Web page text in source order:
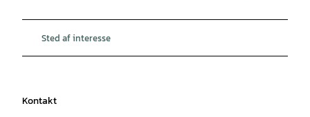
Sted af interesse
Kontakt